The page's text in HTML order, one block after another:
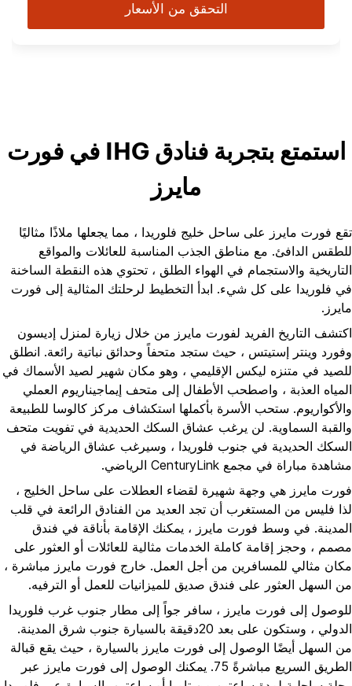
التحقق من الأسعار
استمتع بتجربة فنادق IHG في فورت
مايرز
تقع فورت مايرز على ساحل خليج فلوريدا ، مما يجعلها ملاذًا مثاليًا
للطقس الدافئ. مع مناطق الجذب المناسبة للعائلات والمواقع
التاريخية والاستجمام في الهواء الطلق ، تحتوي هذه النقطة الساخنة
في فلوريدا على كل شيء. ابدأ التخطيط لرحلتك المثالية إلى فورت
مايرز.
اكتشف التاريخ الفريد لفورت مايرز من خلال زيارة لمنزل إديسون
وفورد وينتر إستيتس ، حيث ستجد متحفاً وحدائق نباتية رائعة. انطلق
للصيد في متنزه ليكس الإقليمي ، وهو مكان شهير لصيد الأسماك في
المياه العذبة ، واصطحب الأطفال إلى متحف إيماجيناريوم العملي
والأكواريوم. ستحب الأسرة بأكملها استكشاف مركز كالوسا للطبيعة
والقبة السماوية. لن يرغب عشاق السكك الحديدية في تفويت متحف
السكك الحديدية في جنوب فلوريدا ، وسيرغب عشاق الرياضة في
مشاهدة مباراة في مجمع CenturyLink الرياضي.
فورت مايرز هي وجهة شهيرة لقضاء العطلات على ساحل الخليج ،
لذا فليس من المستغرب أن تجد العديد من الفنادق الرائعة في قلب
المدينة. في وسط فورت مايرز ، يمكنك الإقامة بأناقة في فندق
مصمم ، وحجز إقامة كاملة الخدمات مثالية للعائلات أو العثور على
مكان مثالي للمسافرين من أجل العمل. خارج فورت مايرز مباشرة ،
من السهل العثور على فندق صديق للميزانيات للعمل أو الترفيه.
للوصول إلى فورت مايرز ، سافر جواً إلى مطار جنوب غرب فلوريدا
الدولي ، وستكون على بعد 20دقيقة بالسيارة جنوب شرق المدينة.
من السهل أيضًا الوصول إلى فورت مايرز بالسيارة ، حيث يقع قبالة
الطريق السريع مباشرةً 75. يمكنك الوصول إلى فورت مايرز عبر